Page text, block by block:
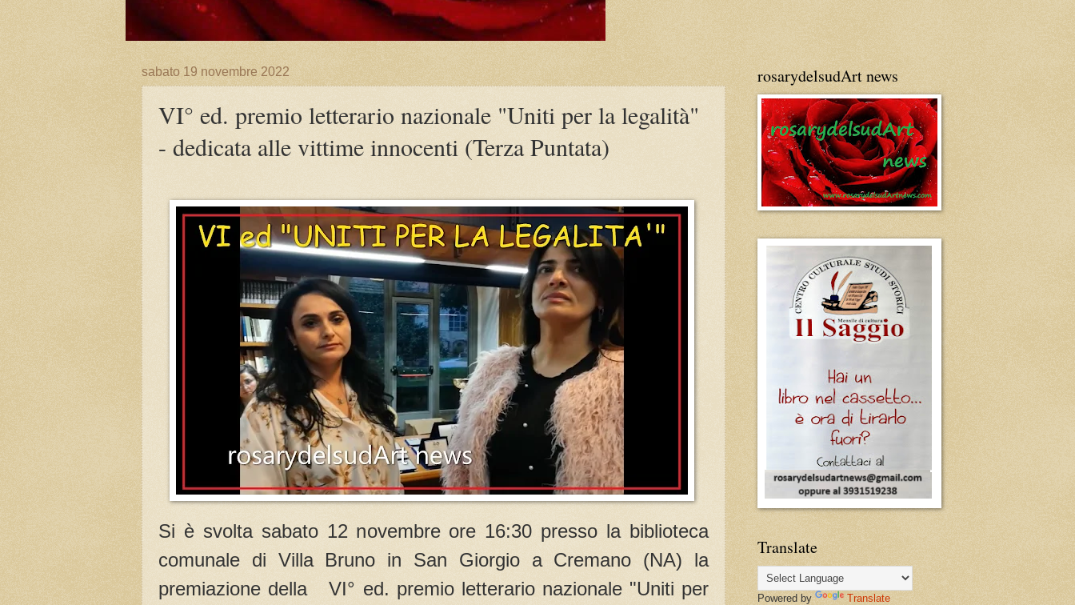
sabato 19 novembre 2022
VI° ed. premio letterario nazionale "Uniti per la legalità"
- dedicata alle vittime innocenti (Terza Puntata)
Si è svolta sabato 12 novembre ore 16:30 presso la biblioteca
comunale di Villa Bruno in San Giorgio a Cremano (NA) la
premiazione della VI° ed. premio letterario nazionale "Uniti per
rosarydelsudArt news
Translate
Powered by Translate